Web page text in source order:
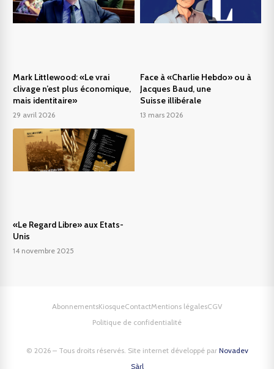
Mark Littlewood: «Le vrai
clivage n’est plus économique,
mais identitaire»
29 avril 2026
Face à «Charlie Hebdo» ou à
Jacques Baud, une
Suisse illibérale
13 mars 2026
«Le Regard Libre» aux Etats-
Unis
14 novembre 2025
© 2026 – Tous droits réservés. Site internet développé par Novadev
Sàrl
AbonnementsKiosqueContactMentions légalesCGV
Politique de confidentialité